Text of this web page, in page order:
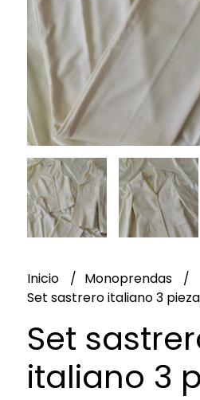
Inicio
Monoprendas
Set sastrero italiano 3
Set
italiano 3